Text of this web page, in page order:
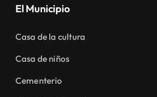
El Municipio
Casa de la cultura
Casa de niños
Cementerio